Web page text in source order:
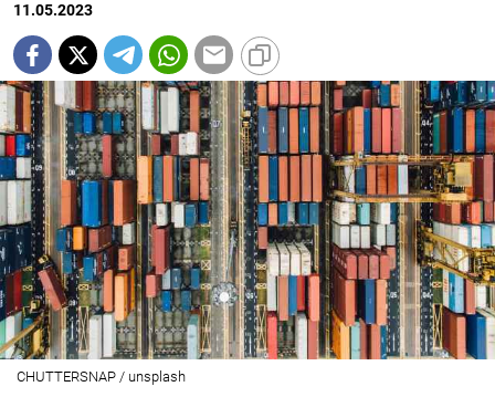
11.05.2023
CHUTTERSNAP / unsplash